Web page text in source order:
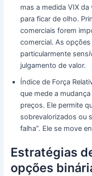
mas a medida VIX
para ficar de olho.
comerciais forem
comercial. As
particularmente
julgamento de valor.
Índice de Força
que mede a
preços. Ele permite
sobrevalorizados ou
falha”. Ele se move
Estratégias
opções